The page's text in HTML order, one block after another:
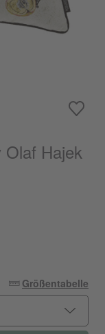
Olaf Hajek
Größentabelle